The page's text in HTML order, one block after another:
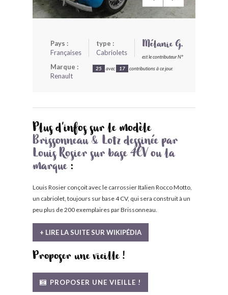
Pays :
Françaises
type :
Cabriolets
Marque :
Renault
Mélanie G.
est le contributeur N°
25 avec 17 contributions à ce jour.
Plus d'infos sur le modèle
Brissonneau & Lotz dessinée par
Louis Rosier sur base 4CV ou la
marque:
Louis Rosier conçoit avec le carrossier Italien Rocco Motto,
un cabriolet, toujours sur base 4 CV, qui sera construit à un
peu plus de 200 exemplaires par Brissonneau.
+ LIRE LA SUITE SUR WIKIPÉDIA
Proposer une vieille !
PROPOSER UNE VIEILLE !